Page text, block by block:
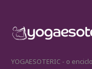
YOGAESOTERIC - o